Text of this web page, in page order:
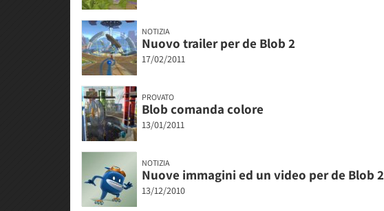
NOTIZIA
Nuovo trailer per de Blob 2
17/02/2011
PROVATO
Blob comanda colore
13/01/2011
NOTIZIA
Nuove immagini ed un video per de Blob 2
13/12/2010